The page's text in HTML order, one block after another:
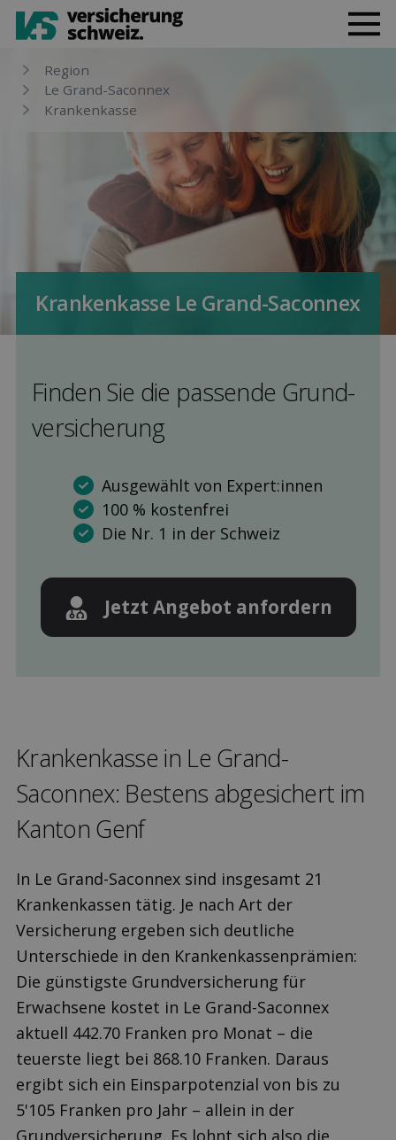
Region
Le Grand-Saconnex
Kranken­kasse
Kranken­kasse Le Grand-Saconnex
Finden Sie die pas­sende Grund­
versicherung
Ausgewählt von Expert:innen
100 % kostenfrei
Die Nr. 1 in der Schweiz
Jetzt Angebot anfordern
Kranken­kasse in Le Grand-
Saconnex: Bestens ab­gesichert im
Kanton Genf
In Le Grand-Saconnex sind insgesamt 21
Krankenkassen tätig. Je nach Art der
Versicherung ergeben sich deutliche
Unterschiede in den Krankenkassenprämien:
Die günstigste Grundversicherung für
Erwachsene kostet in Le Grand-Saconnex
aktuell 442.70 Franken pro Monat – die
teuerste liegt bei 868.10 Franken. Daraus
ergibt sich ein Einsparpotenzial von bis zu
5'105 Franken pro Jahr – allein in der
Grundversicherung. Es lohnt sich also die